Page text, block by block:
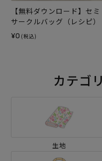
【無料ダウンロード】セミ
サークルバッグ（レシピ）
¥0 (税込)
カテゴ
生地